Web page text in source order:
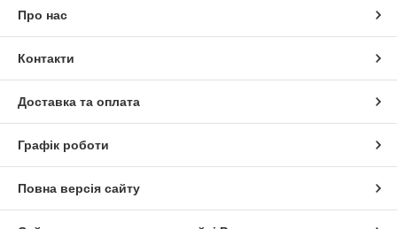
Про нас
Контакти
Доставка та оплата
Графік роботи
Повна версія сайту